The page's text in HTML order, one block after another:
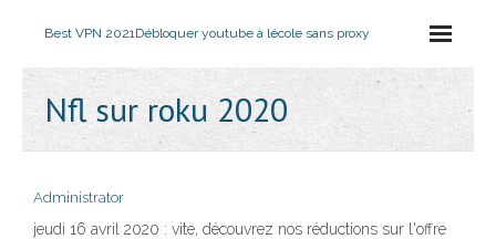
Best VPN 2021Débloquer youtube à lécole sans proxy
Nfl sur roku 2020
Administrator
jeudi 16 avril 2020 : vite, découvrez nos réductions sur l'offre